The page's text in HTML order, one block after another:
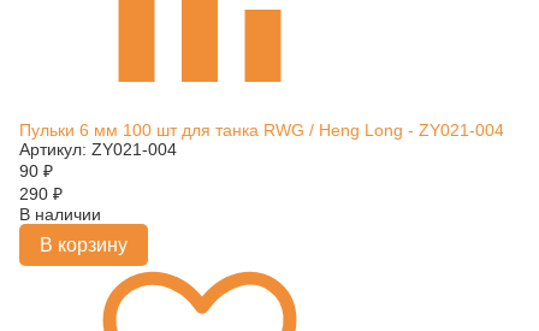
Пульки 6 мм 100 шт для танка RWG / Heng Long - ZY021-004
Артикул: ZY021-004
90 ₽
290 ₽
В наличии
В корзину